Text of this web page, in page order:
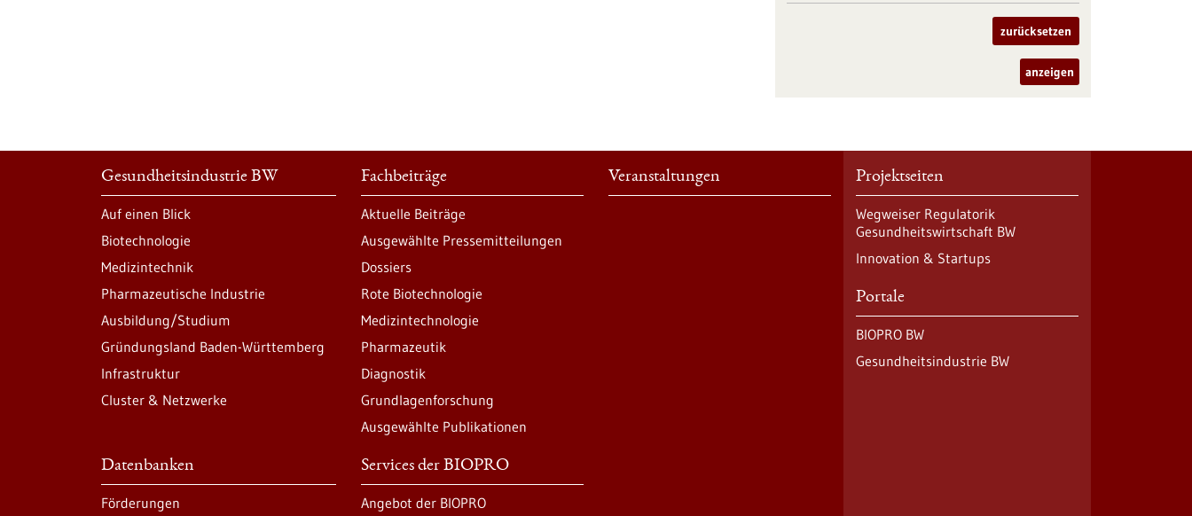
zurücksetzen
anzeigen
Gesundheitsindustrie BW
Auf einen Blick
Biotechnologie
Medizintechnik
Pharmazeutische Industrie
Ausbildung/Studium
Gründungsland Baden-Württemberg
Infrastruktur
Cluster & Netzwerke
Fachbeiträge
Aktuelle Beiträge
Ausgewählte Pressemitteilungen
Dossiers
Rote Biotechnologie
Medizintechnologie
Pharmazeutik
Diagnostik
Grundlagenforschung
Ausgewählte Publikationen
Veranstaltungen
Datenbanken
Förderungen
Services der BIOPRO
Angebot der BIOPRO
Projektseiten
Wegweiser Regulatorik
Gesundheitswirtschaft BW
Innovation & Startups
Portale
BIOPRO BW
Gesundheitsindustrie BW